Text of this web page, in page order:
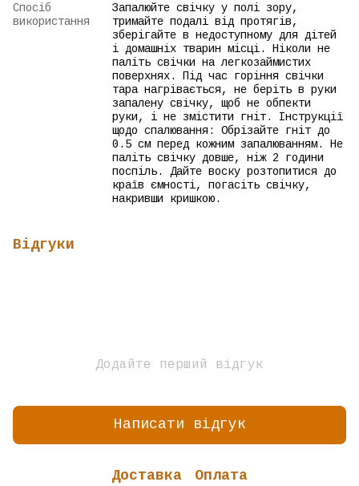
Спосіб
використання
Запалюйте свічку у полі зору,
тримайте подалі від протягів,
зберігайте в недоступному для дітей
і домашніх тварин місці. Ніколи не
паліть свічки на легкозаймистих
поверхнях. Під час горіння свічки
тара нагрівається, не беріть в руки
запалену свічку, щоб не обпекти
руки, і не змістити гніт. Інструкції
щодо спалювання: Обрізайте гніт до
0.5 см перед кожним запалюванням. Не
паліть свічку довше, ніж 2 години
поспіль. Дайте воску розтопитися до
країв ємності, погасіть свічку,
накривши кришкою.
Відгуки
Додайте перший відгук
Написати відгук
Доставка Оплата